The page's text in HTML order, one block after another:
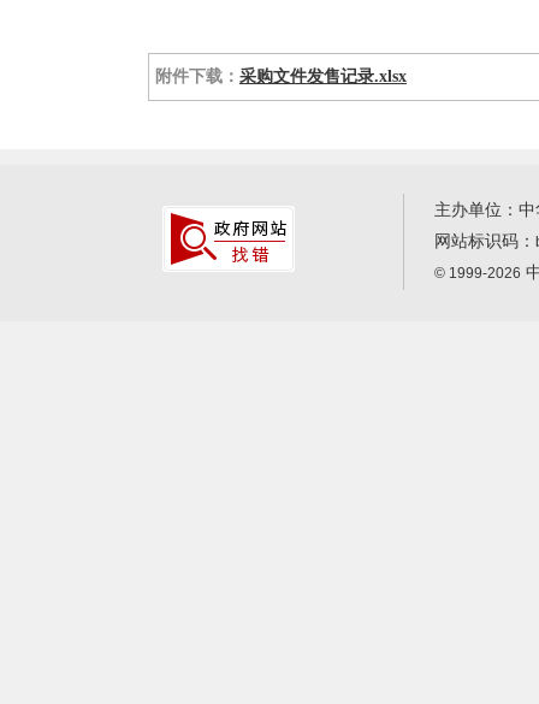
附件下载： 采购文件发售记录.xlsx
主办单位：
网站标识码：
© 1999-2026